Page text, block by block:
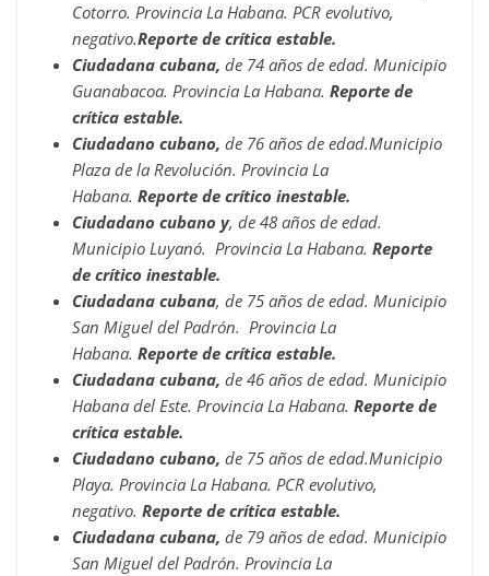
Cotorro. Provincia La Habana. PCR evolutivo,
negativo.Reporte de crítica estable.
Ciudadana cubana, de 74 años de edad. Municipio
Guanabacoa. Provincia La Habana. Reporte de
crítica estable.
Ciudadano cubano, de 76 años de edad.Municipio
Plaza de la Revolución. Provincia La
Habana. Reporte de crítico inestable.
Ciudadano cubano y, de 48 años de edad.
Municipio Luyanó. Provincia La Habana. Reporte
de crítico inestable.
Ciudadana cubana, de 75 años de edad. Municipio
San Miguel del Padrón. Provincia La
Habana. Reporte de crítica estable.
Ciudadana cubana, de 46 años de edad. Municipio
Habana del Este. Provincia La Habana. Reporte de
crítica estable.
Ciudadano cubano, de 75 años de edad.Municipio
Playa. Provincia La Habana. PCR evolutivo,
negativo. Reporte de crítica estable.
Ciudadana cubana, de 79 años de edad. Municipio
San Miguel del Padrón. Provincia La